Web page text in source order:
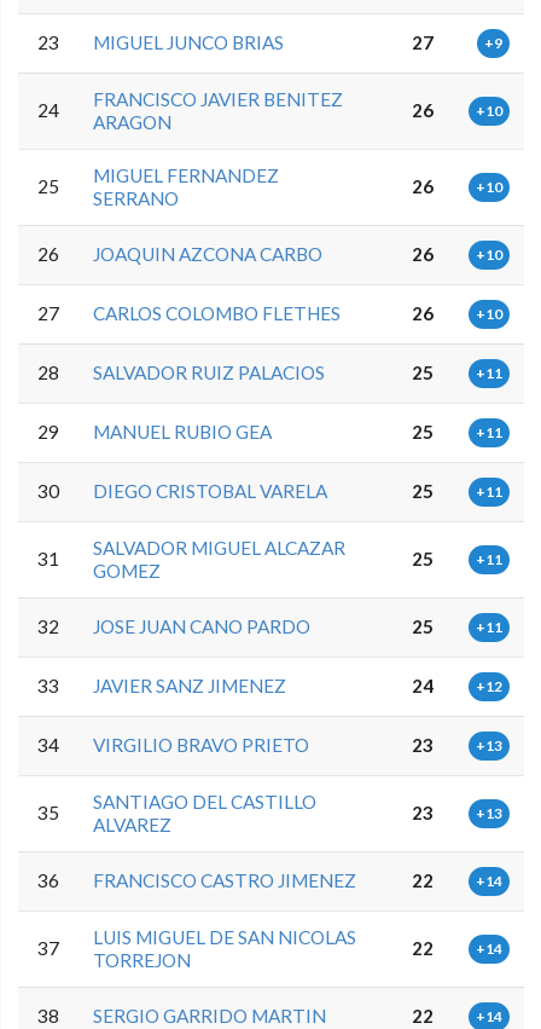
23 MIGUEL JUNCO BRIAS 27 +9
24
FRANCISCO JAVIER BENITEZ
ARAGON
26 +10
25
MIGUEL FERNANDEZ
SERRANO
26 +10
26 JOAQUIN AZCONA CARBO 26 +10
27 CARLOS COLOMBO FLETHES 26 +10
28 SALVADOR RUIZ PALACIOS 25 +11
29 MANUEL RUBIO GEA 25 +11
30 DIEGO CRISTOBAL VARELA 25 +11
31
SALVADOR MIGUEL ALCAZAR
GOMEZ
25 +11
32 JOSE JUAN CANO PARDO 25 +11
33 JAVIER SANZ JIMENEZ 24 +12
34 VIRGILIO BRAVO PRIETO 23 +13
35
SANTIAGO DEL CASTILLO
ALVAREZ
23 +13
36 FRANCISCO CASTRO JIMENEZ 22 +14
37
LUIS MIGUEL DE SAN NICOLAS
TORREJON
22 +14
38 SERGIO GARRIDO MARTIN 22 +14